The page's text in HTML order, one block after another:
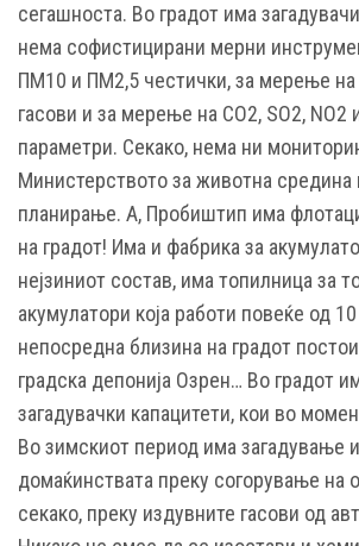
сегашноста. Во градот има
нема софистицирани мерни
ПМ10 и ПМ2,5 честички, за мерење на
гасови и за мерење на CO2, SO2, NO2
параметри. Секако, нема ни
Министерството за животна средина
планирање. А, Пробиштип има
на градот! Има и фабрика за
нејзиниот состав, има топилница за
акумулатори која работи повеќе од
непосредна близина на градот
градска депонија Озрен… Во градот
загадувачки капацитети, кои во
Во зимскиот период има загадување
домаќинствата преку согорување на
секако, преку издувните гасови од